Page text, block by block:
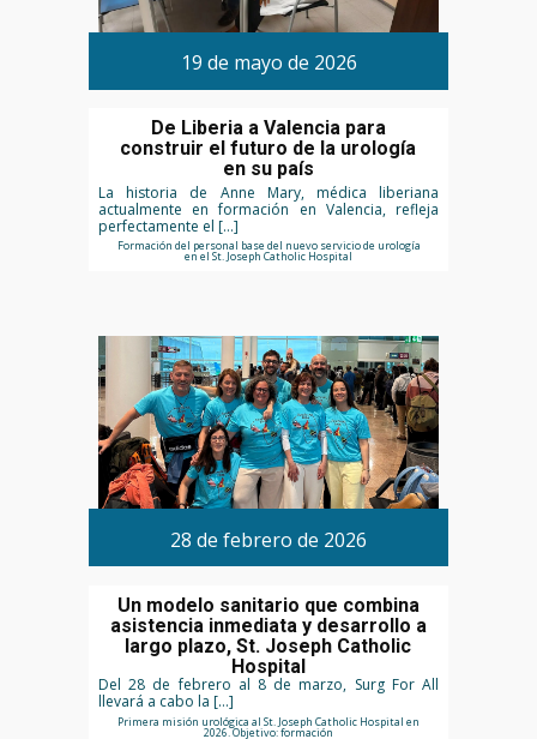
19 de mayo de 2026
De Liberia a Valencia para
construir el futuro de la urología
en su país
La historia de Anne Mary, médica liberiana
actualmente en formación en Valencia, refleja
perfectamente el […]
Formación del personal base del nuevo servicio de urología
en el St. Joseph Catholic Hospital
28 de febrero de 2026
Un modelo sanitario que combina
asistencia inmediata y desarrollo a
largo plazo, St. Joseph Catholic
Hospital
Del 28 de febrero al 8 de marzo, Surg For All
llevará a cabo la […]
Primera misión urológica al St. Joseph Catholic Hospital en
2026. Objetivo: formación